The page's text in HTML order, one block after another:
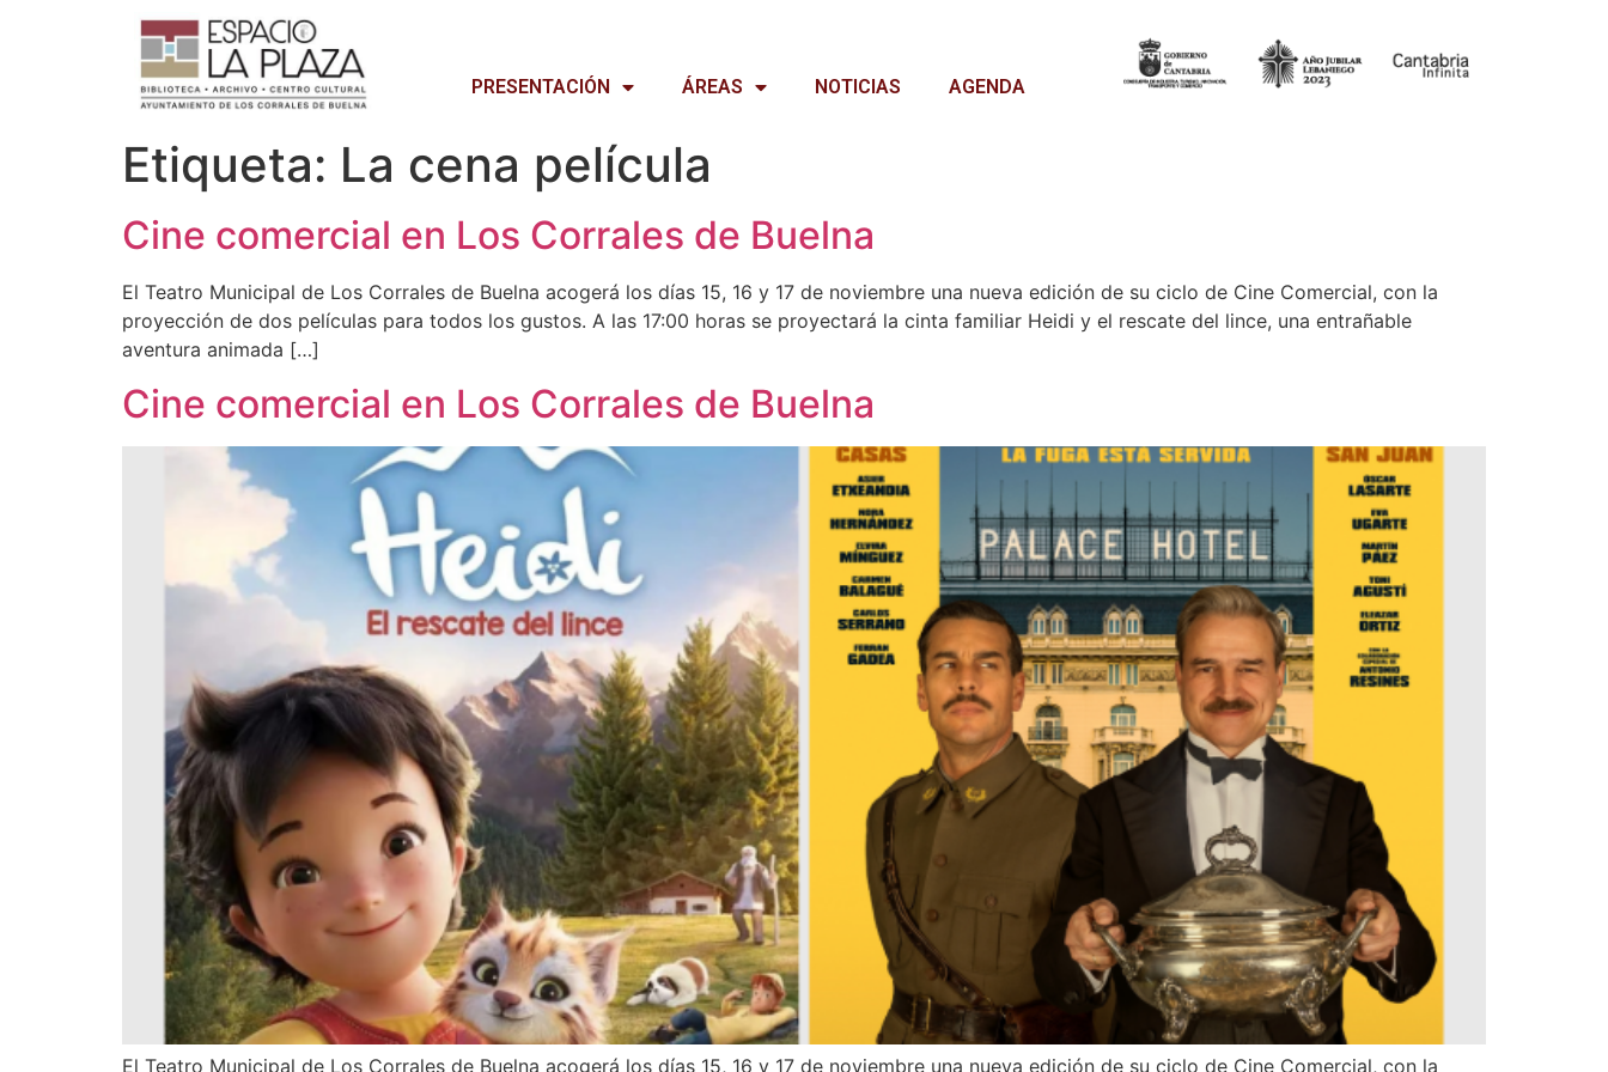
PRESENTACIÓN ÁREAS NOTICIAS AGENDA
Etiqueta: La cena película
Cine comercial en Los Corrales de Buelna
El Teatro Municipal de Los Corrales de Buelna acogerá los días 15, 16 y 17 de noviembre una nueva edición de su ciclo de Cine Comercial, con la
proyección de dos películas para todos los gustos. A las 17:00 horas se proyectará la cinta familiar Heidi y el rescate del lince, una entrañable
aventura animada […]
Cine comercial en Los Corrales de Buelna
El Teatro Municipal de Los Corrales de Buelna acogerá los días 15, 16 y 17 de noviembre una nueva edición de su ciclo de Cine Comercial, con la